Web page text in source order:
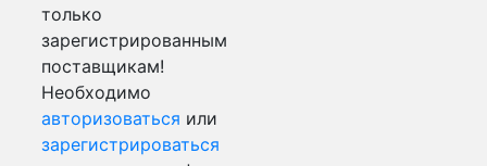
только
зарегистрированным
поставщикам!
Необходимо
авторизоваться или
зарегистрироваться